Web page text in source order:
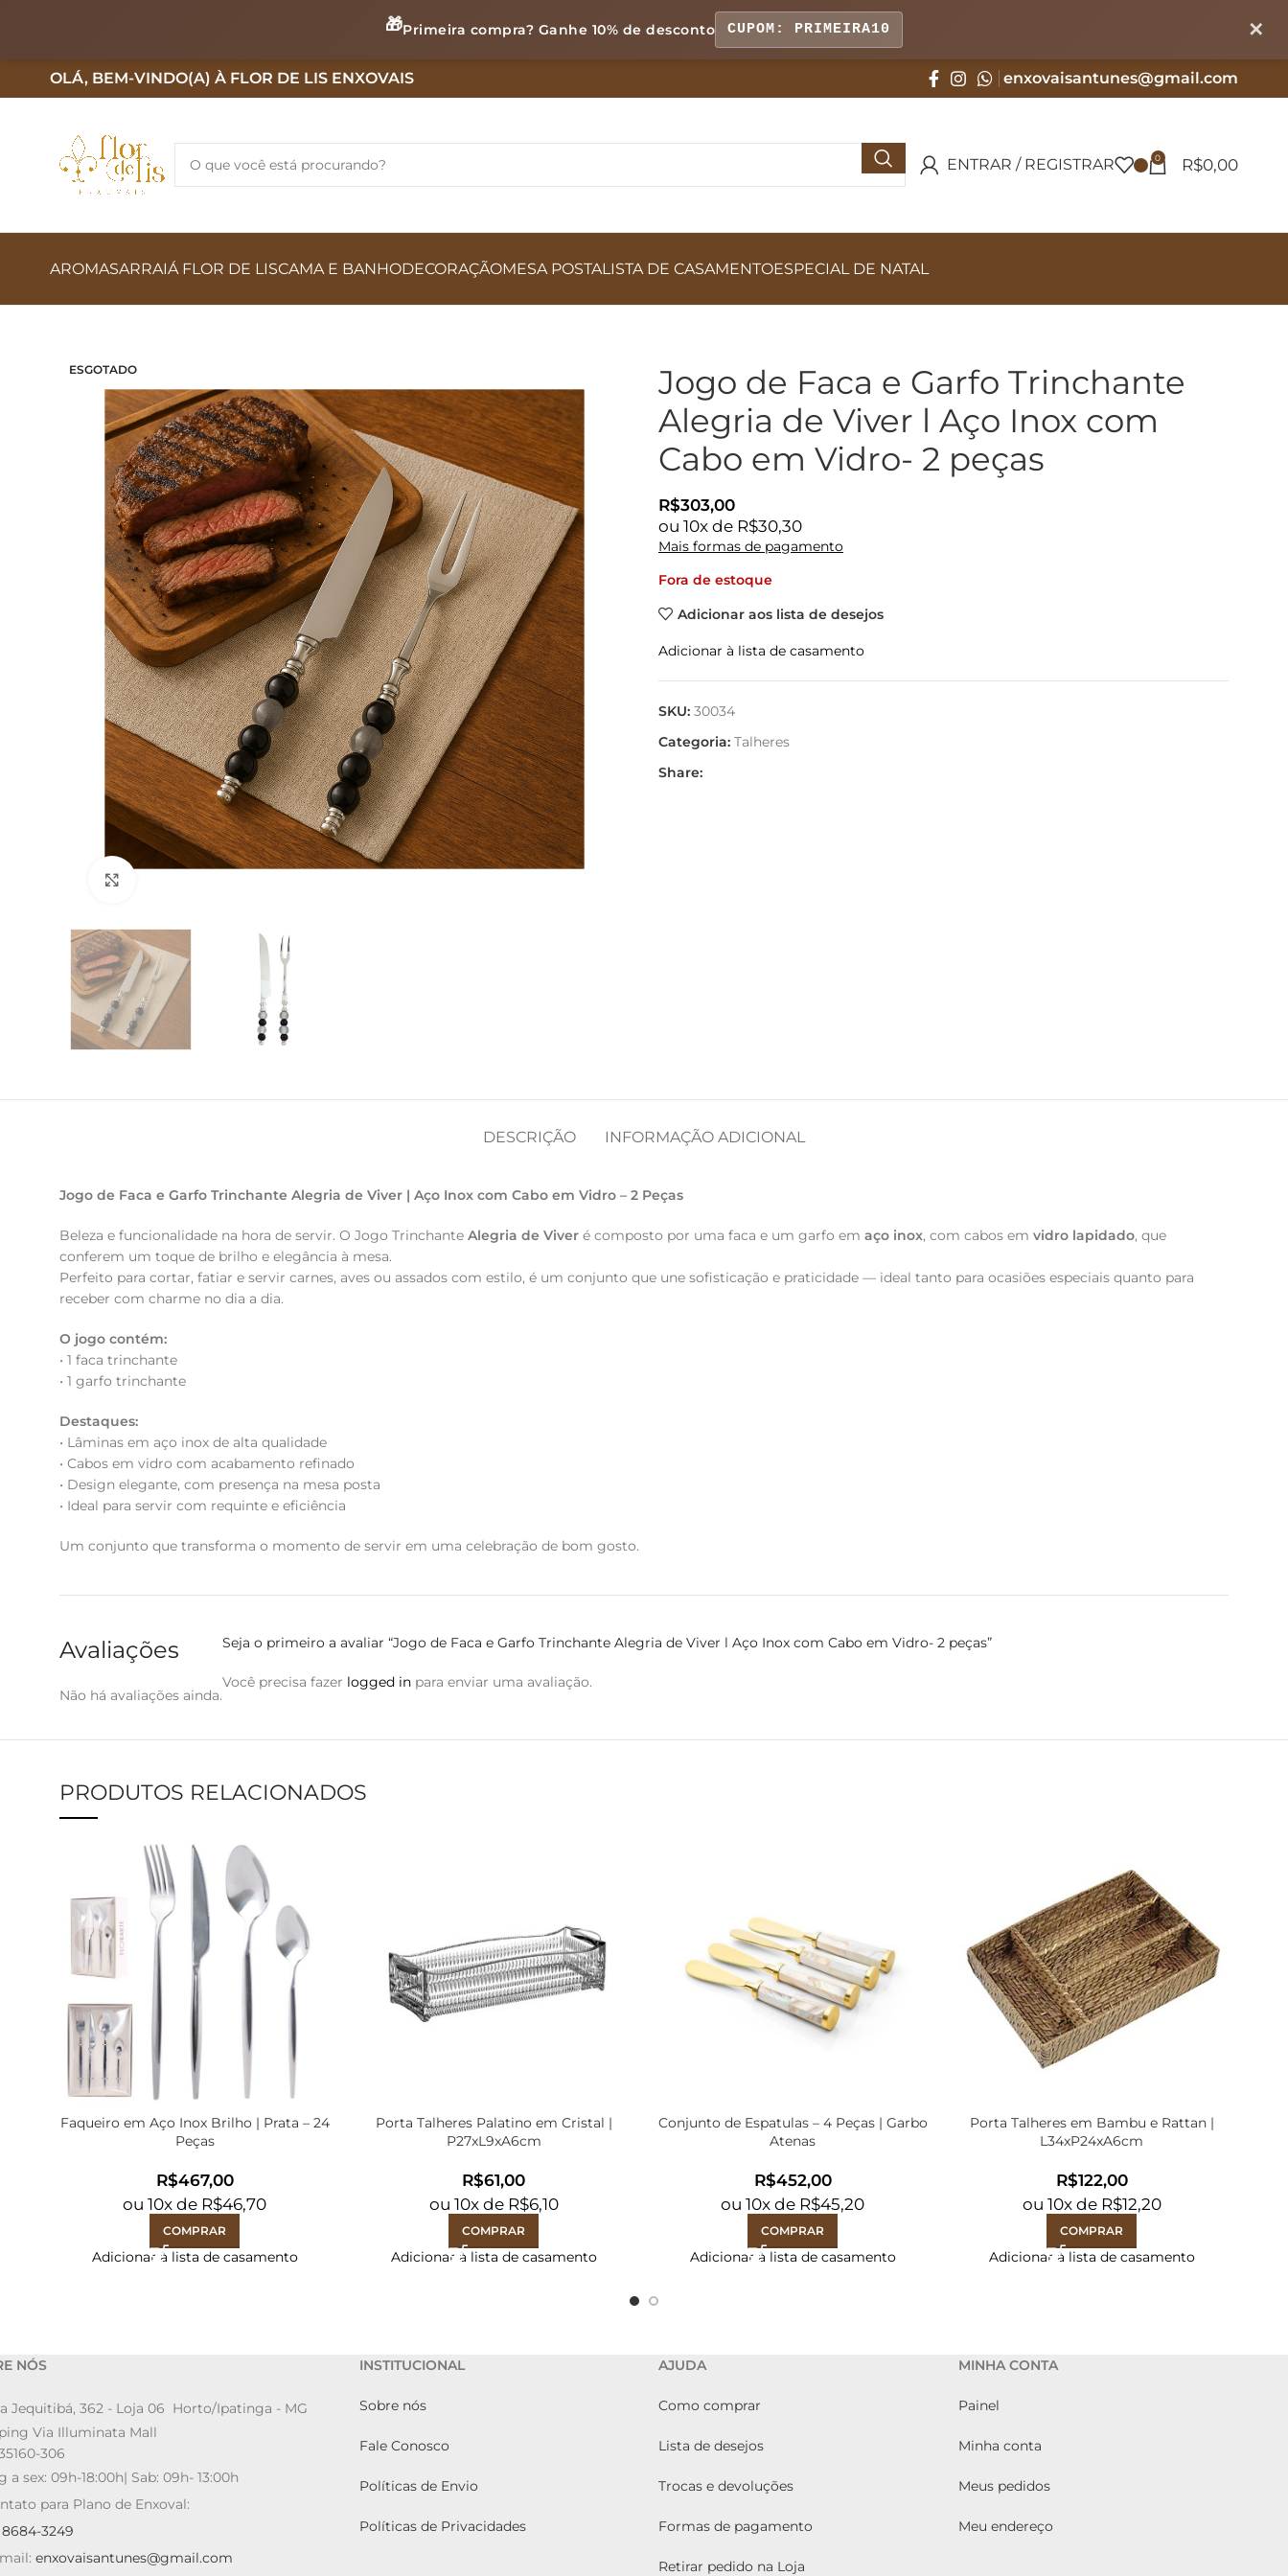
🎁Primeira compra? Ganhe 10% de desconto CUPOM: PRIMEIRA10 ✕
OLÁ, BEM-VINDO(A) À FLOR DE LIS ENXOVAIS enxovaisantunes@gmail.com
ENTRAR / REGISTRAR 0 R$0,00
AROMASARRAIÁ FLOR DE LISCAMA E BANHODECORAÇÃOMESA POSTALISTA DE CASAMENTOESPECIAL DE NATAL
ESGOTADO
Jogo de Faca e Garfo Trinchante
Alegria de Viver l Aço Inox com
Cabo em Vidro- 2 peças
R$303,00
ou 10x de R$30,30
Mais formas de pagamento
Fora de estoque
Adicionar aos lista de desejos
Adicionar à lista de casamento
SKU: 30034
Categoria: Talheres
Share:
DESCRIÇÃO INFORMAÇÃO ADICIONAL
Jogo de Faca e Garfo Trinchante Alegria de Viver | Aço Inox com Cabo em Vidro – 2 Peças
Beleza e funcionalidade na hora de servir. O Jogo Trinchante Alegria de Viver é composto por uma faca e um garfo em aço inox, com cabos em vidro lapidado, que
conferem um toque de brilho e elegância à mesa.
Perfeito para cortar, fatiar e servir carnes, aves ou assados com estilo, é um conjunto que une sofisticação e praticidade — ideal tanto para ocasiões especiais quanto para
receber com charme no dia a dia.
O jogo contém:
• 1 faca trinchante
• 1 garfo trinchante
Destaques:
• Lâminas em aço inox de alta qualidade
• Cabos em vidro com acabamento refinado
• Design elegante, com presença na mesa posta
• Ideal para servir com requinte e eficiência
Um conjunto que transforma o momento de servir em uma celebração de bom gosto.
Avaliações
Não há avaliações ainda.
Seja o primeiro a avaliar “Jogo de Faca e Garfo Trinchante Alegria de Viver l Aço Inox com Cabo em Vidro- 2 peças”
Você precisa fazer logged in para enviar uma avaliação.
PRODUTOS RELACIONADOS
Faqueiro em Aço Inox Brilho | Prata – 24
Peças
R$
ou10x de R$46,70
COMPRAR
Adicionar à lista de casamento
Porta Talheres Palatino em Cristal |
P27xL9xA6cm
R$
ou 10x de R$6,10
COMPRAR
Adicionar à lista de casamento
Conjunto de Espatulas – 4 Peças | Garbo
Atenas
R$
ou10x de R$45,20
COMPRAR
Adicionar à lista de casamento
Porta Talheres em Bambu e Rattan |
L34xP24xA6cm
R$
ou 10x de R$12,20
COMPRAR
Adicionar à lista de casamento
NÓS
Jequitibá, 362 - Loja 06 Horto/Ipatinga - MG
Via Illuminata Mall
306
a sex: 09h-18:00h| Sab: 09h- 13:00h
para Plano de Enxoval:
8684-3249
enxovaisantunes@gmail.com
INSTITUCIONAL
Sobre nós
Fale Conosco
Políticas de Envio
Políticas de Privacidades
AJUDA
Como comprar
Lista de desejos
Trocas e devoluções
Formas de pagamento
Retirar pedido na Loja
MINHA CONTA
Painel
Minha conta
Meus pedidos
Meu endereço